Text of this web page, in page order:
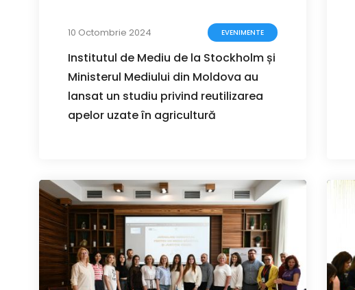
10 Octombrie 2024 EVENIMENTE
Institutul de Mediu de la Stockholm și
Ministerul Mediului din Moldova au
lansat un studiu privind reutilizarea
apelor uzate în agricultură